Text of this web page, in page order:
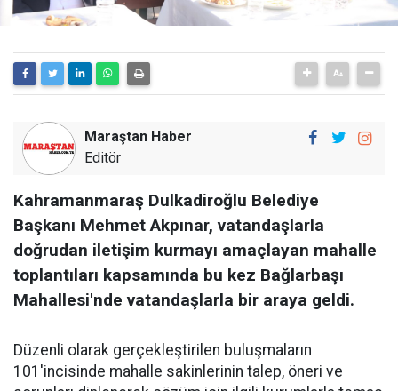
Maraştan Haber
Editör
Kahramanmaraş Dulkadiroğlu Belediye
Başkanı Mehmet Akpınar, vatandaşlarla
doğrudan iletişim kurmayı amaçlayan mahalle
toplantıları kapsamında bu kez Bağlarbaşı
Mahallesi'nde vatandaşlarla bir araya geldi.
Düzenli olarak gerçekleştirilen buluşmaların
101'incisinde mahalle sakinlerinin talep, öneri ve